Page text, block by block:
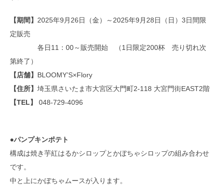
【期間 】 2025年9月26日（金）～2025年9月28日（日）3日間限
定販売
各日11：00～販売開始 （1日限定200杯 売り切れ次
第終了）
【 店舗】 BLOOMY’S×Flory
【住所】 埼玉県さいたま市大宮区大門町2-118 大宮門街EAST2階
【TEL】 048-729-4096
●パンプキンポテト
構成は焼き芋紅はるかシロップとかぼちゃシロップの組み合わせ
です。
中と上にかぼちゃムースが入ります。